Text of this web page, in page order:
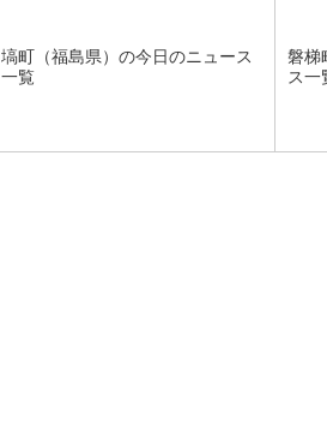
塙町（福島県）の今日のニュース
一覧
磐梯
ス一